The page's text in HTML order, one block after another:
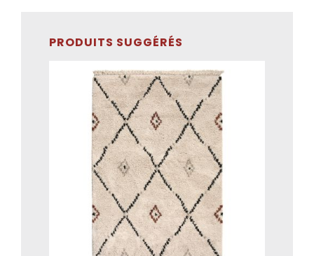
PRODUITS SUGGÉRÉS
ADD TO CART /
DÉTAILS